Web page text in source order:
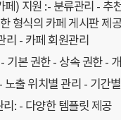
페) 지원 :- 분류관리 - 추
형식의 카페 게시판 제
리 - 카페 회원관리
기본 권한 - 상속 권한 -
노출 위치별 관리 - 기간별
: - 다양한 템플릿 제공